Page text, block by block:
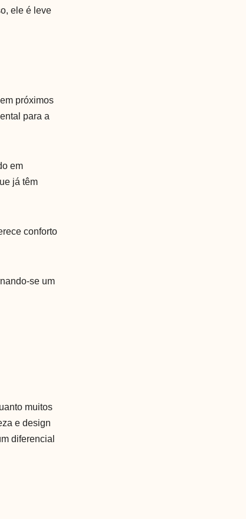
ele é leve
próximos
para a
em
já têm
conforto
se um
muitos
e design
diferencial